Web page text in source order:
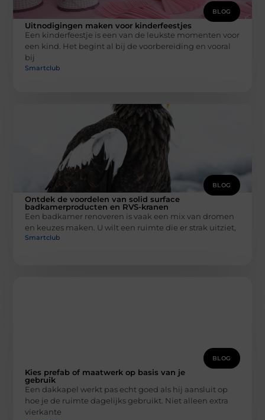
BLOG
Uitnodigingen maken voor kinderfeestjes
Een kinderfeestje is een van de leukste momenten voor
een kind. Het begint al bij de voorbereiding en vooral
bij
Smartclub
BLOG
Ontdek de voordelen van solid surface
badkamerproducten en RVS-kranen
Een badkamer renoveren is vaak een mix van dromen
en keuzes maken. U wilt een ruimte die er strak uitziet,
Smartclub
BLOG
Kies prefab of maatwerk op basis van je
gebruik
Een dakkapel werkt pas echt goed als hij aansluit op
hoe je de ruimte dagelijks gebruikt. Niet alleen extra
vierkante